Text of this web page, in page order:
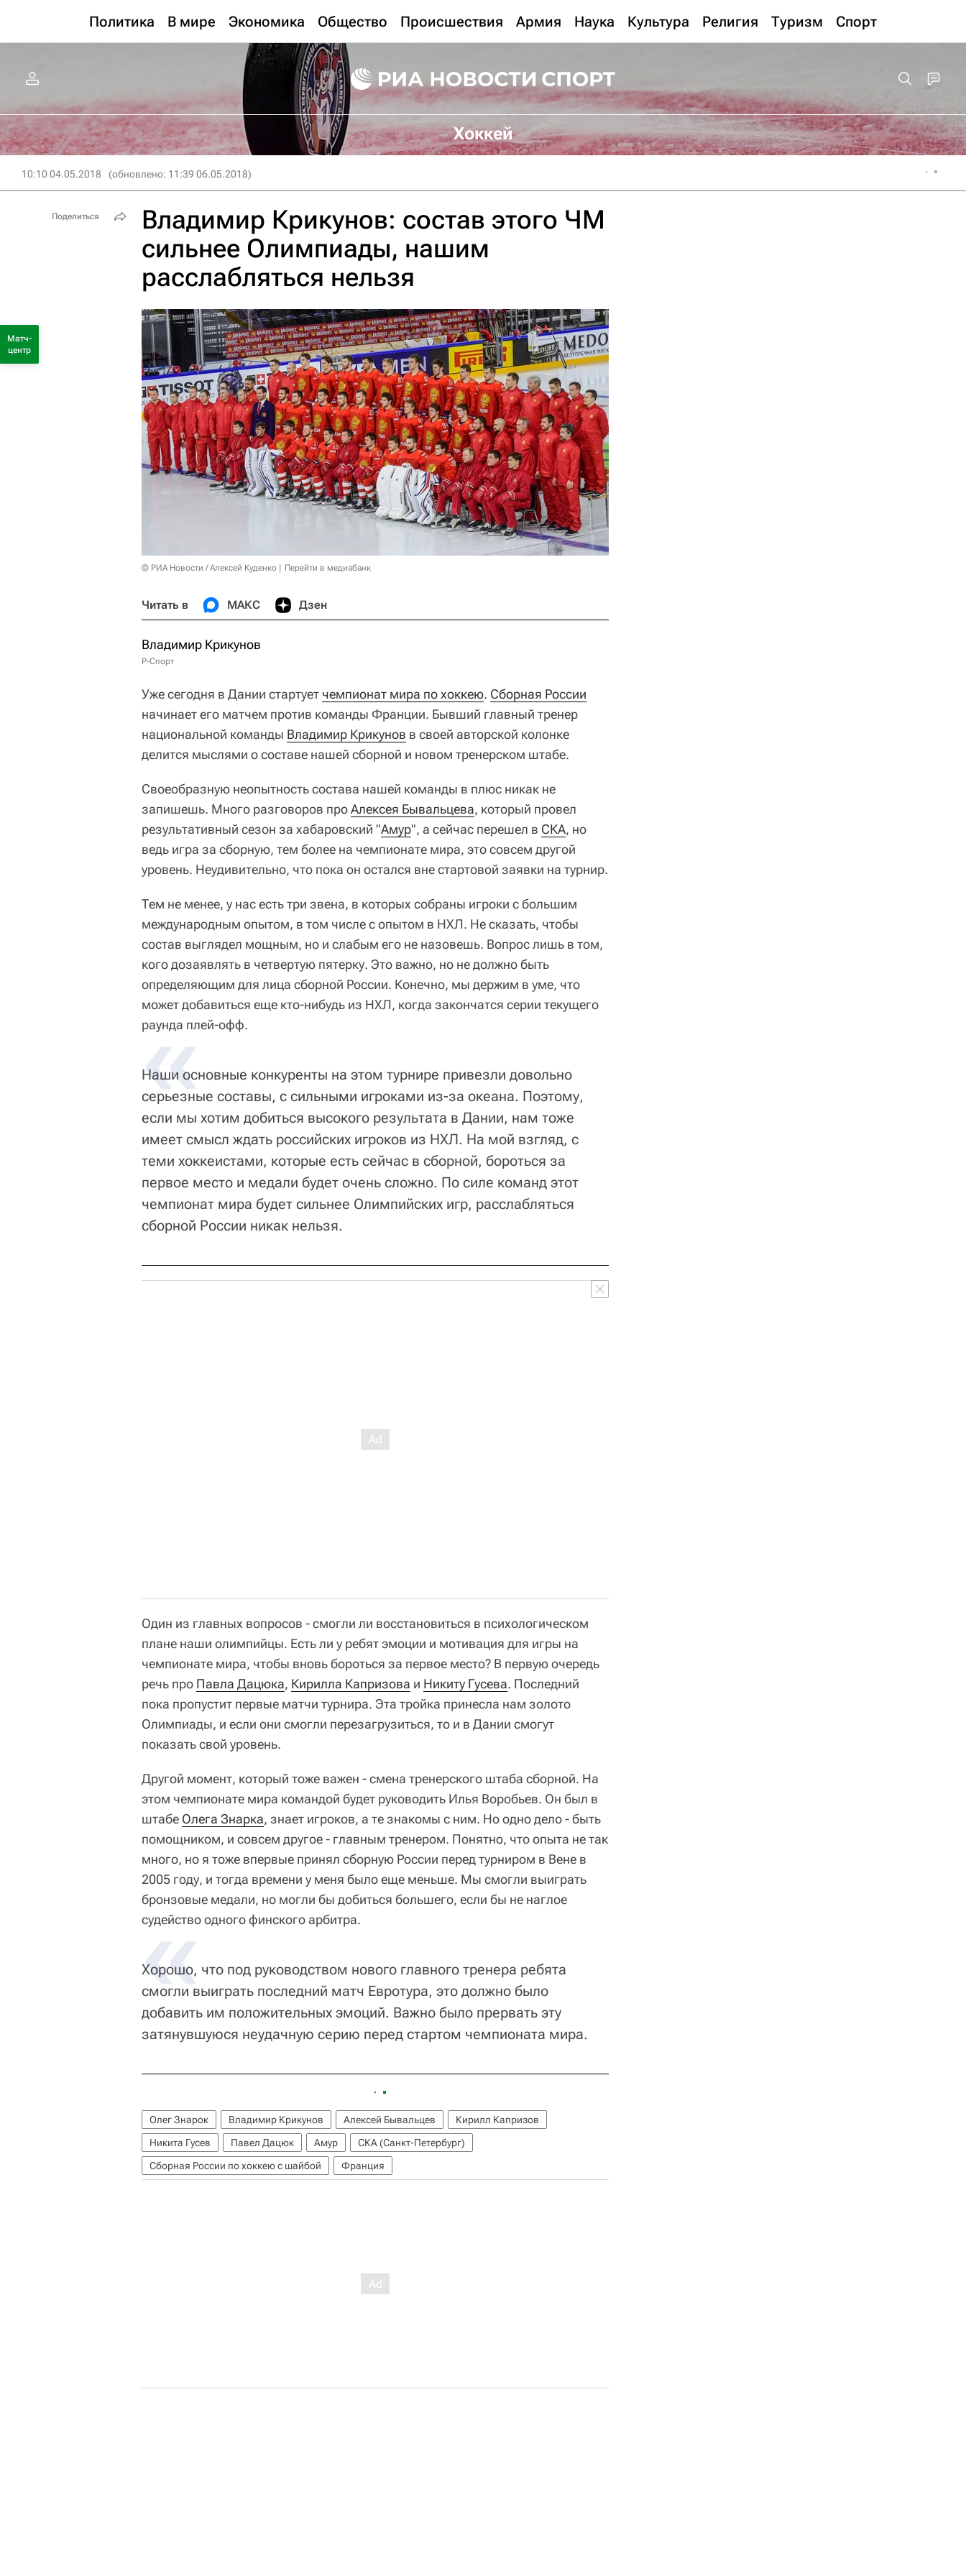
Политика В мире Экономика Общество Происшествия Армия Наука Культура Религия Туризм Спорт
Хоккей
10:10 04.05.2018 (обновлено: 11:39 06.05.2018)
Владимир Крикунов: состав этого ЧМ
сильнее Олимпиады, нашим
расслабляться нельзя
© РИА Новости / Алексей Куденко Перейти в медиабанк
Читать в МАКС Дзен
Владимир Крикунов
Р-Спорт
Уже сегодня в Дании стартует чемпионат мира по хоккею. Сборная России
начинает его матчем против команды Франции. Бывший главный тренер
национальной команды Владимир Крикунов в своей авторской колонке
делится мыслями о составе нашей сборной и новом тренерском штабе.
Своеобразную неопытность состава нашей команды в плюс никак не
запишешь. Много разговоров проАлексея Бывальцева, который провел
результативный сезон за хабаровский "Амур", а сейчас перешел в СКА, но
ведь игра за сборную, тем более на чемпионате мира, это совсем другой
уровень. Неудивительно, что пока он остался вне стартовой заявки на турнир.
Тем не менее, у нас есть три звена, в которых собраны игроки с большим
международным опытом, в том числе с опытом в НХЛ. Не сказать, чтобы
состав выглядел мощным, но и слабым его не назовешь. Вопрос лишь в том,
кого дозаявлять в четвертую пятерку. Это важно, но не должно быть
определяющим для лица сборной России. Конечно, мы держим в уме, что
может добавиться еще кто-нибудь из НХЛ, когда закончатся серии текущего
раунда плей-офф.
Наши основные конкуренты на этом турнире привезли довольно
серьезные составы, с сильными игроками из-за океана. Поэтому,
если мы хотим добиться высокого результата в Дании, нам тоже
имеет смысл ждать российских игроков из НХЛ. На мой взгляд, с
теми хоккеистами, которые есть сейчас в сборной, бороться за
первое место и медали будет очень сложно. По силе команд этот
чемпионат мира будет сильнее Олимпийских игр, расслабляться
сборной России никак нельзя.
Один из главных вопросов - смогли ли восстановиться в психологическом
плане наши олимпийцы. Есть ли у ребят эмоции и мотивация для игры на
чемпионате мира, чтобы вновь бороться за первое место? В первую очередь
речь про Павла Дацюка, Кирилла Капризова и Никиту Гусева. Последний
пока пропустит первые матчи турнира. Эта тройка принесла нам золото
Олимпиады, и если они смогли перезагрузиться, то и в Дании смогут
показать свой уровень.
Другой момент, который тоже важен - смена тренерского штаба сборной. На
этом чемпионате мира командой будет руководить Илья Воробьев. Он был в
штабе Олега Знарка, знает игроков, а те знакомы с ним. Но одно дело - быть
помощником, и совсем другое - главным тренером. Понятно, что опыта не так
много, но я тоже впервые принял сборную России перед турниром в Вене в
2005 году, и тогда времени у меня было еще меньше. Мы смогли выиграть
бронзовые медали, но могли бы добиться большего, если бы не наглое
судейство одного финского арбитра.
Хорошо, что под руководством нового главного тренера ребята
смогли выиграть последний матч Евротура, это должно было
добавить им положительных эмоций. Важно было прервать эту
затянувшуюся неудачную серию перед стартом чемпионата мира.
Олег Знарок Владимир Крикунов Алексей Бывальцев
Кирилл Капризов
Никита Гусев
Павел Дацюк Амур
СКА (Санкт-Петербург)
Сборная России по хоккею с шайбой
Франция
Поделиться
Матч-
центр